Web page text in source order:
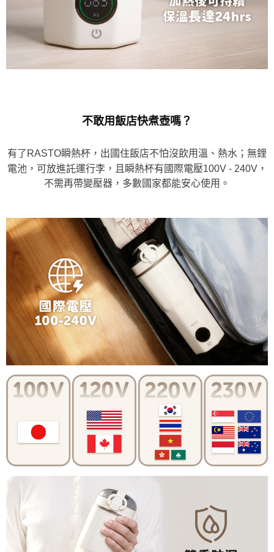
不敢用飯店快煮壺嗎？
有了RASTO瞬熱杯，出國住飯店不怕沒飲用溫、熱水；無鋰
電池，可放進託運行李，且瞬熱杯有國際電壓100V - 240V，
不需再帶變壓器，多數國家都能安心使用。